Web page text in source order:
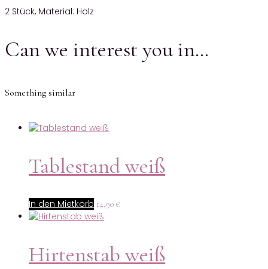
2 Stück, Material: Holz
Can we interest you in…
Something similar
Tablestand weiß
In den Mietkorb 14,90 €
Hirtenstab weiß